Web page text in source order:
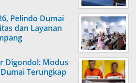
Pelindo Dumai
dan Layanan
Digondol: Modus
Terungkap